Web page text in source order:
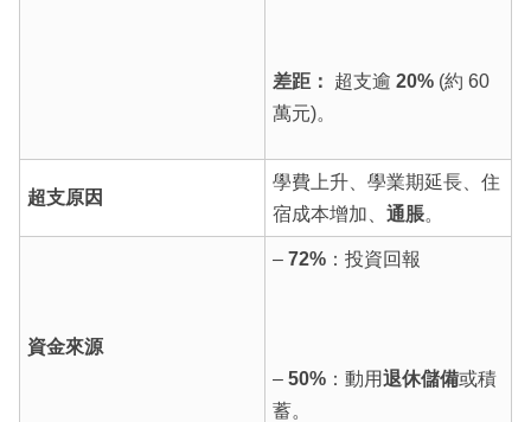
差距： 超支逾 20%(約 60
萬元)。
超支原因
學費上升、學業期延長、住
宿成本增加、 通脹。
資金來源
– 72%：投資回報
– 50%：動用退休儲備或積
蓄。